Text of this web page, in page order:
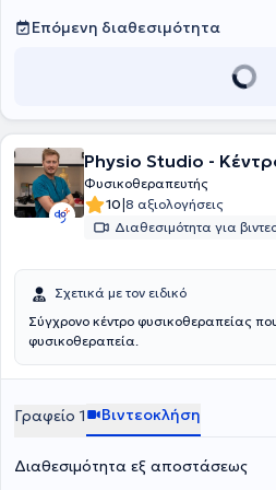
στήλης κλπ. Πλαισιώνεται από
εμπειρία. Τέλος, αντιμετωπίζονται
αθλητικές κακώσεις, λεμφοίδημα,
Επόμενη διαθεσιμότητα
Physio Studio -
Φυσικοθεραπευτής
10|8 αξιολογήσεις
Διαθεσιμότητα για
Σχετικά με τον ειδικό
Σύγχρονο κέντρο φυσικοθεραπείας
φυσικοθεραπεία.
Γραφείο 1 Βιντεοκλήση
Διαθεσιμότητα εξ αποστάσεως